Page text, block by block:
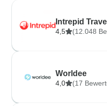
Intrepid Travel
4,5 (12.048
Worldee
4,0 (17